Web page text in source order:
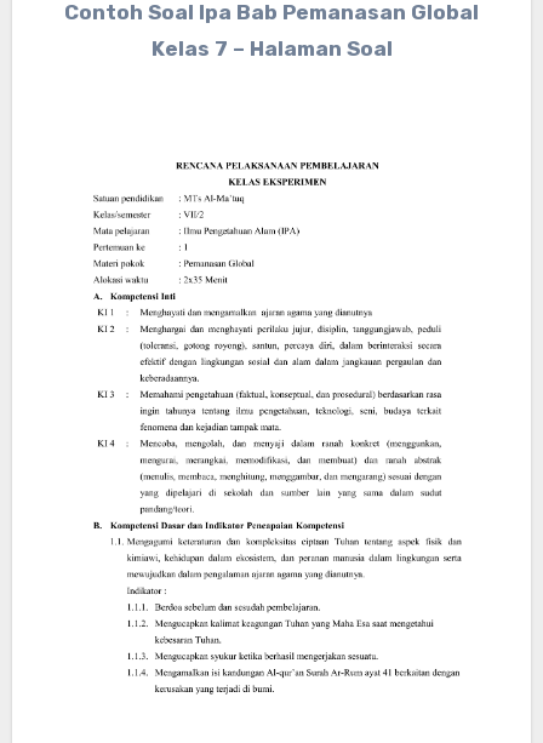
Contoh Soal Ipa Bab Pemanasan Global
Kelas 7 – Halaman Soal